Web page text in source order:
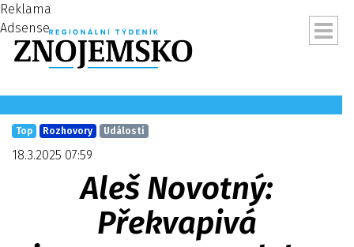
Reklama
Adsense
Top Rozhovory Události
18.3.2025 07:59
Aleš Novotný:
Překvapivá